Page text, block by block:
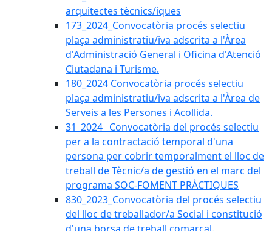
arquitectes tècnics/iques
173_2024_Convocatòria procés selectiu
plaça administratiu/iva adscrita a l'Àrea
d'Administració General i Oficina d'Atenció
Ciutadana i Turisme.
180_2024 Convocatòria procés selectiu
plaça administratiu/iva adscrita a l'Àrea de
Serveis a les Persones i Acollida.
31_2024_ Convocatòria del procés selectiu
per a la contractació temporal d'una
persona per cobrir temporalment el lloc de
treball de Tècnic/a de gestió en el marc del
programa SOC-FOMENT PRÀCTIQUES
830_2023_Convocatòria del procés selectiu
del lloc de treballador/a Social i constitució